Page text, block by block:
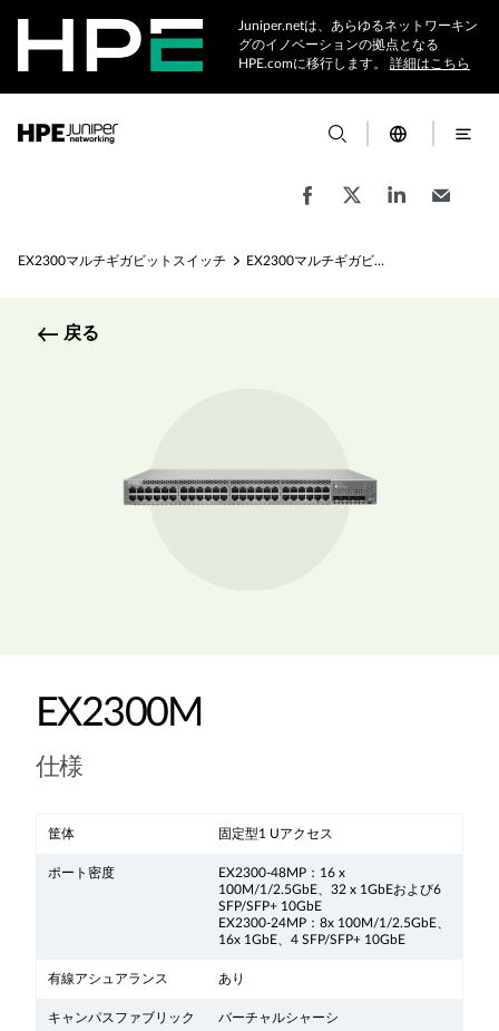
Juniper.netは、あらゆるネットワーキン
グのイノベーションの拠点となる
HPE.comに移行します。 詳細はこちら
EX2300マルチギガビットスイッチ EX2300マルチギガビットの仕様
戻る
EX2300M
仕様
筐体 固定型1 Uアクセス
ポート密度
EX2300-48MP：16 x
100M/1/2.5GbE、32 x 1GbEおよび6
SFP/SFP+ 10GbE
EX2300-24MP：8x 100M/1/2.5GbE、
16x 1GbE、4 SFP/SFP+ 10GbE
有線アシュアランス あり
キャンパスファブリック バーチャルシャーシ